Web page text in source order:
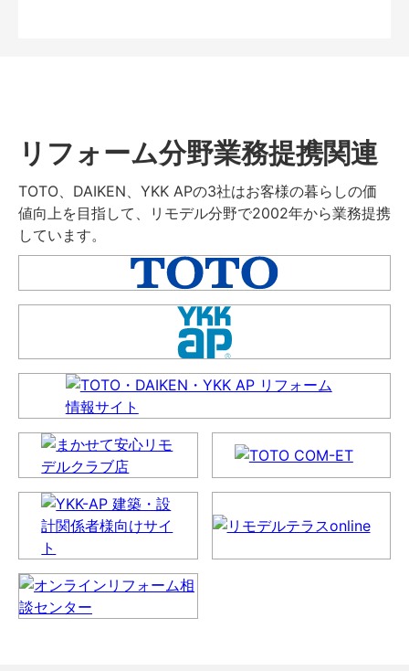
リフォーム分野業務提携関連
TOTO、DAIKEN、YKK APの3社はお客様の暮らしの価
値向上を目指して、リモデル分野で2002年から業務提携
しています。